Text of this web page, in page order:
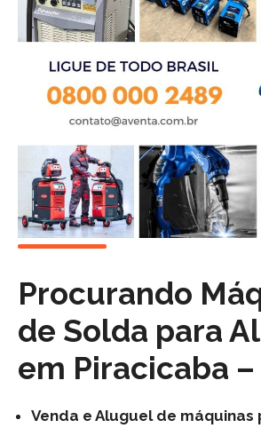
Procurando
de Solda para
em Piracicaba –
Venda e Aluguel de